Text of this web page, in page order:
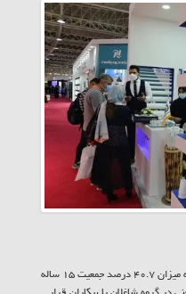
مرکز آمار ایران اعلام کرد: در بهار ۱۴۰۵، به میزان ۴۰.۷ درصد جمعیت ۱۵ ساله